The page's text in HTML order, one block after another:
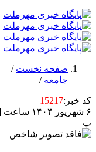
صفحه نخست /
جامعه /
کد خبر:15217
۶ شهریور ۱۴۰۴ ساعت [ ۶:۰۸ ]
پ